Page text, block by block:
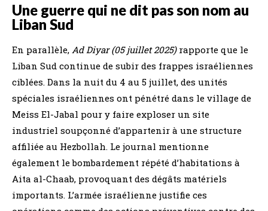
Une guerre qui ne dit pas son nom au
Liban Sud
En parallèle, Ad Diyar (05 juillet 2025)rapporte que le
Liban Sud continue de subir des frappes israéliennes
ciblées. Dans la nuit du 4 au 5 juillet, des unités
spéciales israéliennes ont pénétré dans le village de
Meiss El-Jabal pour y faire exploser un site
industriel soupçonné d’appartenir à une structure
affiliée au Hezbollah. Le journal mentionne
également le bombardement répété d’habitations à
Aita al-Chaab, provoquant des dégâts matériels
importants. L’armée israélienne justifie ces